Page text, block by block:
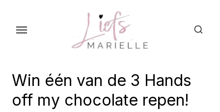
Win één van de 3 Hands
off my chocolate repen!